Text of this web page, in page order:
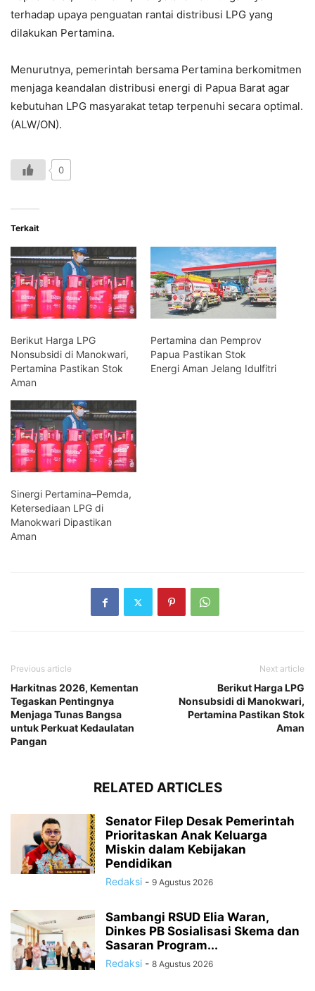
terhadap upaya penguatan rantai distribusi LPG yang
dilakukan Pertamina.
Menurutnya, pemerintah bersama Pertamina berkomitmen
menjaga keandalan distribusi energi di Papua Barat agar
kebutuhan LPG masyarakat tetap terpenuhi secara optimal.
(ALW/ON).
0
Terkait
Berikut Harga LPG
Nonsubsidi di Manokwari,
Pertamina Pastikan Stok
Aman
Pertamina dan Pemprov
Papua Pastikan Stok
Energi Aman Jelang Idulfitri
Sinergi Pertamina–Pemda,
Ketersediaan LPG di
Manokwari Dipastikan
Aman
Previous article
Harkitnas 2026, Kementan
Tegaskan Pentingnya
Menjaga Tunas Bangsa
untuk Perkuat Kedaulatan
Pangan
Next article
Berikut Harga LPG
Nonsubsidi di Manokwari,
Pertamina Pastikan Stok
Aman
RELATED ARTICLES
Senator Filep Desak Pemerintah
Prioritaskan Anak Keluarga
Miskin dalam Kebijakan
Pendidikan
Redaksi - 9 Agustus 2026
Sambangi RSUD Elia Waran,
Dinkes PB Sosialisasi Skema dan
Sasaran Program...
Redaksi - 8 Agustus 2026